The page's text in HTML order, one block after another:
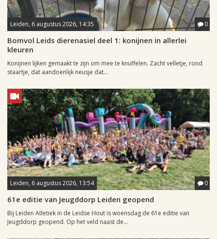
Leiden, 6 augustus 2026, 14:35 0
Bomvol Leids dierenasiel deel 1: konijnen in allerlei
kleuren
Konijnen lijken gemaakt te zijn om mee te knuffelen. Zacht velletje, rond
staartje, dat aandoenlijk neusje dat...
Leiden, 6 augustus 2026, 13:54 0
61e editie van Jeugddorp Leiden geopend
Bij Leiden Atletiek in de Leidse Hout is woensdag de 61e editie van
Jeugddorp geopend. Op het veld naast de...